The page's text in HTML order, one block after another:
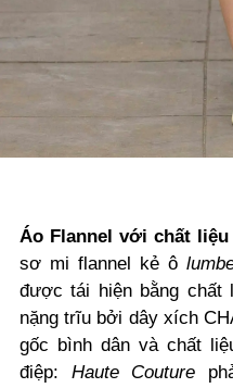
Áo Flannel với chất
sơ mi flannel kẻ ô
được tái hiện bằng chất
nặng trĩu bởi dây xích
gốc bình dân và chất
điệp: Haute Couture